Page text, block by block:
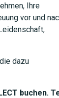
Ihre
vor und
dazu
buchen.